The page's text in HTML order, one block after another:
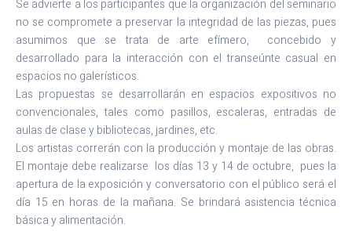
Se advierte a los participantes que la organización del seminario
no se compromete a preservar la integridad de las piezas, pues
asumimos que se trata de arte efímero, concebido y
desarrollado para la interacción con el transeúnte casual en
espacios no galerísticos.
Las propuestas se desarrollarán en espacios expositivos no
convencionales, tales como pasillos, escaleras, entradas de
aulas de clase y bibliotecas, jardines, etc.
Los artistas correrán con la producción y montaje de las obras.
El montaje debe realizarse los días 13 y 14 de octubre, pues la
apertura de la exposición y conversatorio con el público será el
día 15 en horas de la mañana. Se brindará asistencia técnica
básica y alimentación.